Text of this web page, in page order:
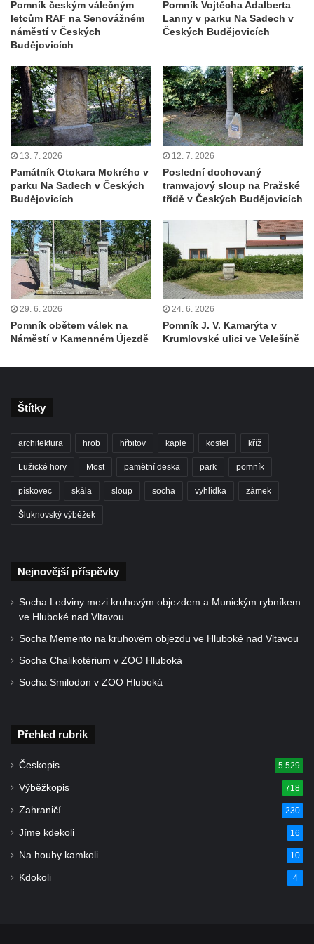
Socha Dívka s mušlí v ZOO Leipzig
Socha Tygr v ZOO Leipzig
Socha Atlet v ZOO Leipzig
Socha Marabu v ZOO Leipzig
Busta Karla Maxe Schneidera v ZOO
Leipzig
Socha Iásón v ZOO Leipzig
Socha Mladý slon v ZOO Leipzig
Socha Býk v ZOO Dresden
Socha Uprchlý otrok bojuje s divokým psem
v ZOO Dresden
Socha krokodýla v ZOO Dresden
Socha slona v ZOO Dresden
Socha Faun s medvíďaty v ZOO Dresden
Socha divokého prasete před vstupem do
ZOO Dresden
Socha světce severně od Lužce nad
a 30. výročí listopadu 1989 v Hrobčicích
Boží muka v parku před domem čp. 17 v
Mirošovicích
Račicích
Povodňový sloup II. v Dobříni
Povodňový sloup I. v Dobříni
Socha svatého Floriána na domě čp. 3 v
Socha svaté Anny u domu čp. 3 v Oparnu
Lavička Václava Havla v Pardubicích
Lavička Václava Havla v Novém Boru
Lavička Václava Havla v Krásné Lípě
Upoutávka JduHřebenovkou u parkoviště
na Mezní Louce
Pomník českým válečným
letcům RAF na Senovážném
náměstí v Českých
Budějovicích
Pomník Vojtěcha Adalberta
Lanny v parku Na Sadech v
Českých Budějovicích
13. 7. 2026
Památník Otokara Mokrého v
parku Na Sadech v Českých
Budějovicích
12. 7. 2026
Poslední dochovaný
tramvajový sloup na Pražské
třídě v Českých Budějovicích
29. 6. 2026
Pomník obětem válek na
Náměstí v Kamenném Újezdě
24. 6. 2026
Pomník J. V. Kamarýta v
Krumlovské ulici ve Velešíně
Štítky
architektura hrob hřbitov kaple kostel kříž
Lužické hory Most pamětní deska park pomník
pískovec skála sloup socha vyhlídka zámek
Šluknovský výběžek
Nejnovější příspěvky
Socha Ledviny mezi kruhovým objezdem a Munickým rybníkem
ve Hluboké nad Vltavou
Socha Memento na kruhovém objezdu ve Hluboké nad Vltavou
Socha Chalikotérium v ZOO Hluboká
Socha Smilodon v ZOO Hluboká
Přehled rubrik
Českopis 5 529
Výběžkopis 718
Zahraničí 230
Jíme kdekoli 16
Na houby kamkoli 10
Kdokoli 4